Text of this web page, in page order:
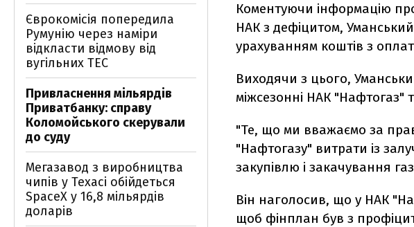
Коментуючи інформацію
НАК з дефіцитом,
урахуванням коштів з
Виходячи з цього,
міжсезонні НАК "Нафтогаз"
"Те, що ми вважаємо за
"Нафтогазу" витрати із
закупівлю і закачування
Він наголосив, що у НАК
щоб фінплан був з
Єврокомісія попередила
Румунію через наміри
відкласти відмову від
вугільних ТЕС
Привласнення мільярдів
Приватбанку: справу
Коломойського скерували
до суду
Мегазавод з виробництва
чипів у Техасі обійдеться
SpaceX у 16,8 мільярдів
доларів